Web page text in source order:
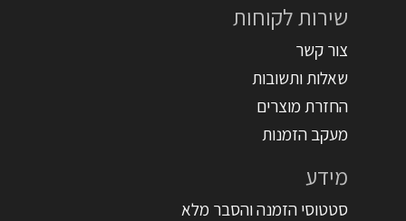
שירות לקוחות
צור קשר
שאלות ותשובות
החזרת מוצרים
מעקב הזמנות
מידע
סטטוסי הזמנה והסבר מלא